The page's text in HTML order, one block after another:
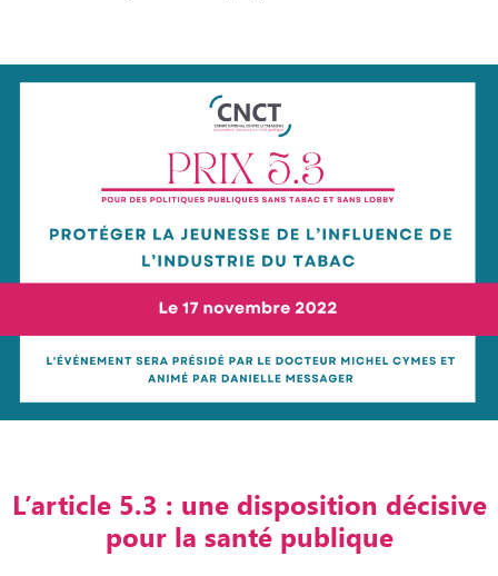
L’article 5.3 : une disposition décisive
pour la santé publique